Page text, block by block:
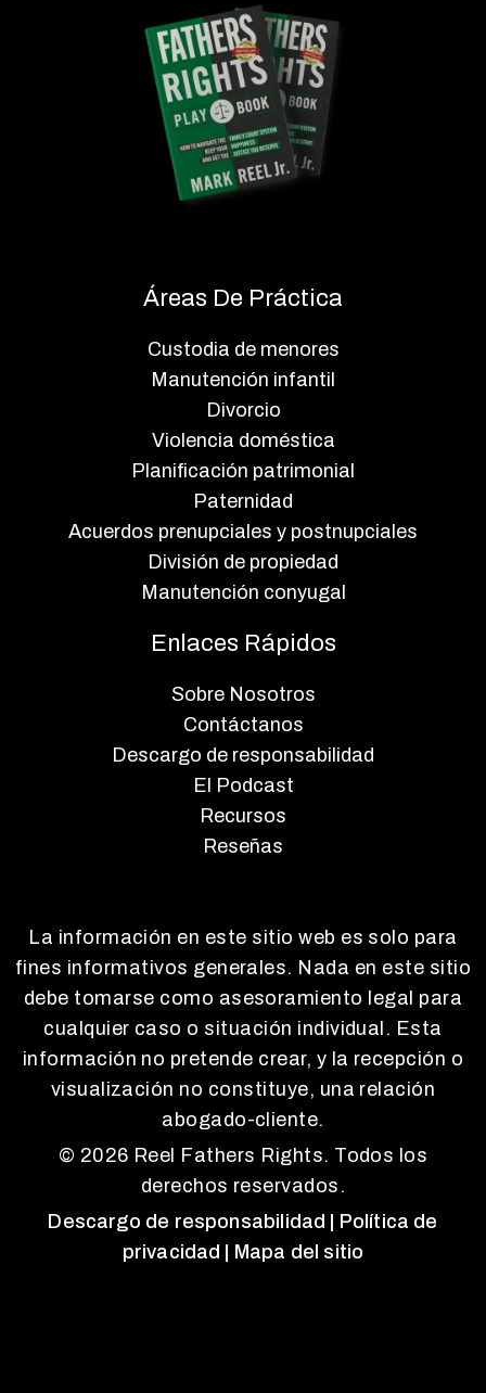
Áreas De Práctica
Custodia de menores
Manutención infantil
Divorcio
Violencia doméstica
Planificación patrimonial
Paternidad
Acuerdos prenupciales y postnupciales
División de propiedad
Manutención conyugal
Enlaces Rápidos
Sobre Nosotros
Contáctanos
Descargo de responsabilidad
El Podcast
Recursos
Reseñas
La información en este sitio web es solo para
fines informativos generales. Nada en este sitio
debe tomarse como asesoramiento legal para
cualquier caso o situación individual. Esta
información no pretende crear, y la recepción o
visualización no constituye, una relación
abogado-cliente.
© 2026 Reel Fathers Rights. Todos los
derechos reservados.
Descargo de responsabilidad
| Política de
privacidad
| Mapa del sitio